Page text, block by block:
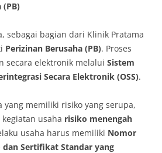
(PB)
sebagai bagian dari Klinik Pratama
Perizinan Berusaha (PB). Proses
secara elektronik melalui Sistem
Secara Elektronik (OSS).
yang memiliki risiko yang serupa,
usaha risiko menengah
usaha harus memiliki Nomor
dan Sertifikat Standar yang